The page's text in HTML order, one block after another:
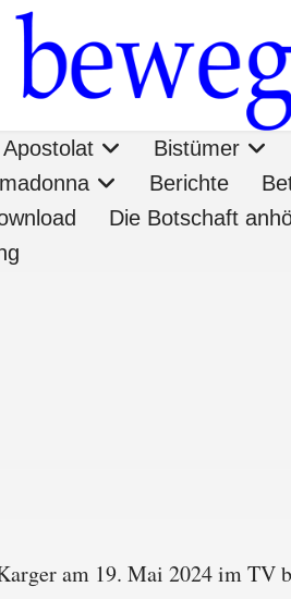
Apostolat
Bistümer
Berichte
Die Botschaft
am 19. Mai 2024 im TV